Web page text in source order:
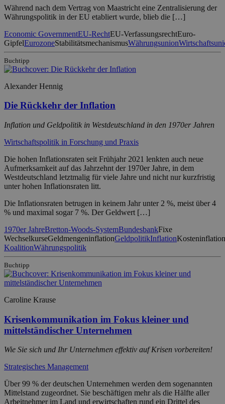
Während nach dem Vertrag von Maastricht eine Zentralisierung der
Währungspolitik in der EU etabliert wurde, blieb die […]
Economic GovernmentEU-RechtEU-VerfassungsrechtEuro-
GipfelEurozoneStabilitätsmechanismusWährungsunion
Buchtipp
Alexander Hennig
Die Rückkehr der Inflation
Inflation und Geldpolitik in Westdeutschland in den 1970er Jahren
Wirtschaftspolitik in Forschung und Praxis
Die hohen Inflationsraten seit Frühjahr 2021 lenkten auch neue
Aufmerksamkeit auf das Jahrzehnt der 1970er Jahre, in dem
Westdeutschland letztmalig für viele Jahre und nicht nur kurzfristig
unter hohen Inflationsraten litt.
Die Inflationsraten betrugen in keinem Jahr unter 2 %, meist über 4
% und maximal sogar 7 %. Der Geldwert […]
1970er JahreBretton-Woods-SystemBundesbankFixe
WechselkurseGeldmengeninflationGeldpolitikInflationKosteninflation
KoalitionWährungspolitik
Buchtipp
Caroline Krause
Krisenkommunikation im Fokus kleiner und
mittelständischer Unternehmen
Wie Sie sich und Ihr Unternehmen effektiv auf Krisen vorbereiten!
Strategisches Management
Über 99 % der deutschen Unternehmen werden dem sogenannten
Mittelstand zugeordnet. Sie beschäftigen mehr als die Hälfte aller
Arbeitnehmer im Land und erwirtschaften rund ein Drittel des